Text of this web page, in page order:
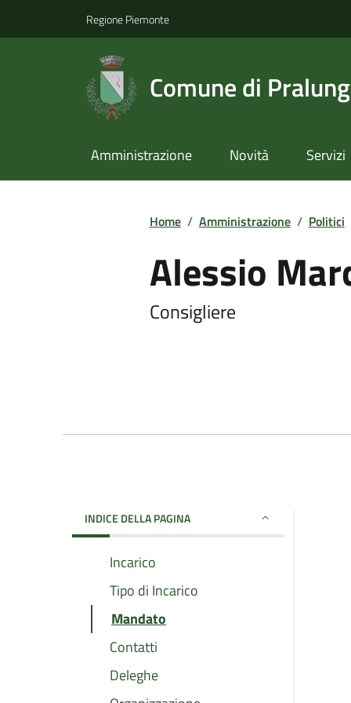
Regione Piemonte
Comune di
Amministrazione Novità Servizi
Home / Amministrazione / Politici
Alessio
Consigliere
INDICE DELLA PAGINA
Incarico
Tipo di Incarico
Mandato
Contatti
Deleghe